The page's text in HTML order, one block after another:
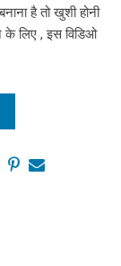
है तो खुशी होनी
लिए , इस विडिओ